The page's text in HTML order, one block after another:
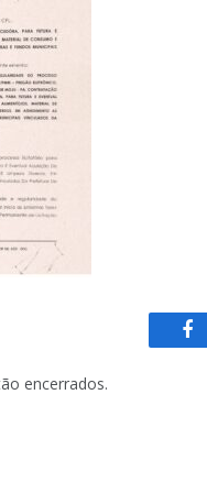
encerrados.